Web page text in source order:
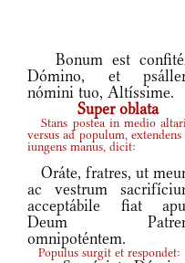
Bonum est
Dómino, et
nómini tuo, Altíssime.
Super oblata
Stans postea in medio
versus ad populum, extendens
iungens manus, dicit:
Oráte, fratres, ut
ac vestrum
acceptábile fiat
Deum
omnipoténtem.
Populus surgit et respondet: